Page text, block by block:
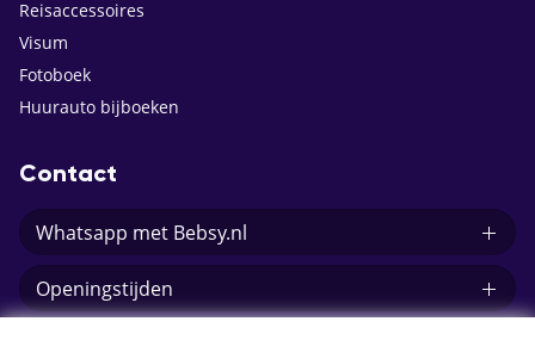
Reisaccessoires
Visum
Fotoboek
Huurauto bijboeken
Contact
Whatsapp met Bebsy.nl
Openingstijden